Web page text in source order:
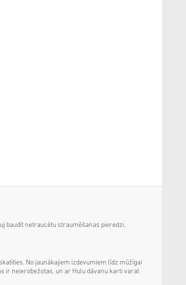
baudīt netraucētu straumēšanas pieredzi,
No jaunākajiem izdevumiem līdz mūžīgai
ir neierobežotas, un ar Hulu dāvanu karti varat